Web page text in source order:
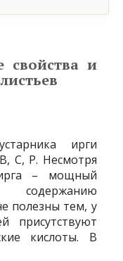
свойства и
ирги
С, Р. Несмотря
– мощный
содержанию
полезны тем, у
присутствуют
кислоты. В